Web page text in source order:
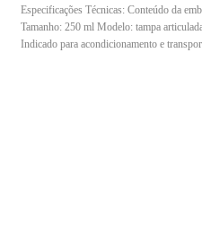
Especificações Técnicas: Conteúdo da
Tamanho: 250 ml Modelo: tampa
Indicado para acondicionamento e